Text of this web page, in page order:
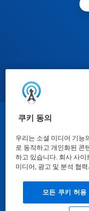
쿠키 동의
우리는 소셜 미디어 기능
로 동작하고 개인화된 콘
하고 있습니다. 회사 사이
미디어, 광고 및 분석 협
모든 쿠키 허용
물질안전보건자료